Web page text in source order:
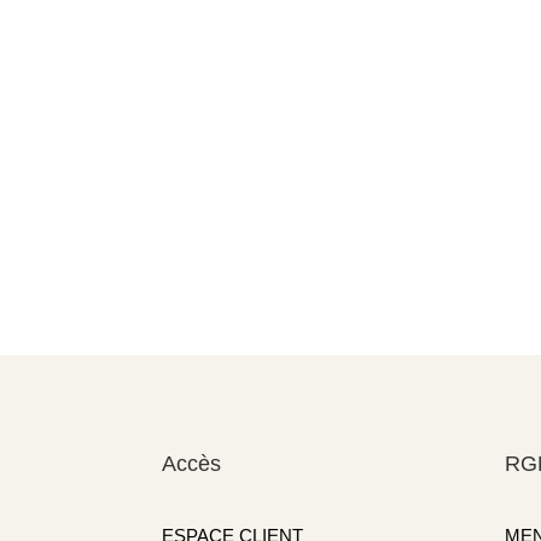
Accès
ESPACE CLIENT